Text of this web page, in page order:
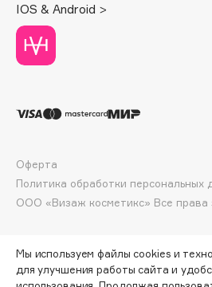
Ecotools
EGG
EGIA
Elian Russia
Ella Bartsueva Brushes
EMBRACE Haircare
EpilProfi
Erborian
IOS & Android >
ООО «Визаж косметикс» Все
Оферта
Политика обработки персональных
Мы используем файлы cookies и
для улучшения работы сайта и